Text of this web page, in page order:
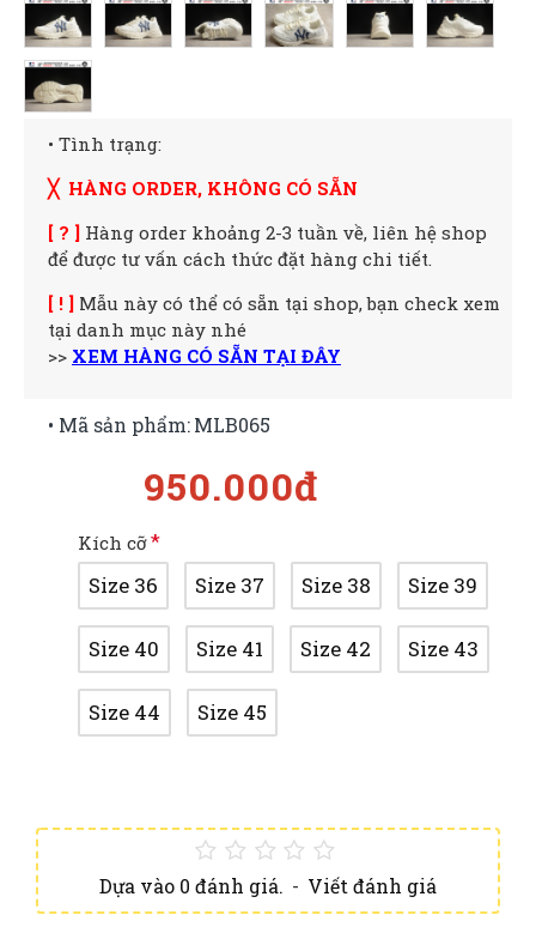
• Tình trạng:
╳ HÀNG ORDER, KHÔNG CÓ SẴN
[ ? ] Hàng order khoảng 2-3 tuần về, liên hệ shop
để được tư vấn cách thức đặt hàng chi tiết.
[ ! ] Mẫu này có thể có sẵn tại shop, bạn check xem
tại danh mục này nhé
>> XEM HÀNG CÓ SẴN TẠI ĐÂY
Dựa vào 0 đánh giá. - Viết đánh giá
950.000đ
• Mã sản phẩm:MLB065
Kích cỡ
Size 36 Size 37 Size 38 Size 39
Size 40 Size 41 Size 42 Size 43
Size 44 Size 45